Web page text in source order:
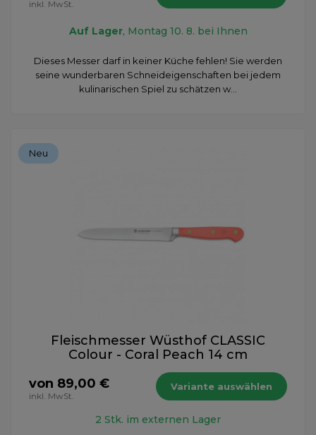
inkl. MwSt.
Auf Lager, Montag 10. 8. bei Ihnen
​Dieses Messer darf in keiner Küche fehlen! Sie werden
seine wunderbaren Schneideigenschaften bei jedem
kulinarischen Spiel zu schätzen w...
Neu
Fleischmesser Wüsthof CLASSIC
Colour - Coral Peach 14 cm
von 89,00 €
inkl. MwSt.
Variante auswählen
2 Stk. im externen Lager